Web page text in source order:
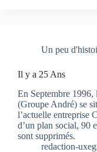
Un peu
Il y a 25 Ans
En Septembre
(Groupe André) se
l’actuelle entreprise
d’un plan social, 90
sont supprimés.
redaction-